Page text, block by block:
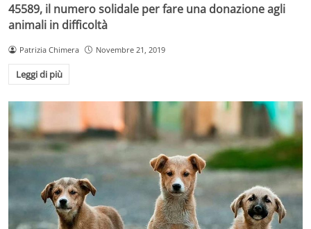
45589, il numero solidale per fare una donazione agli
animali in difficoltà
Patrizia Chimera Novembre 21, 2019
Leggi di più